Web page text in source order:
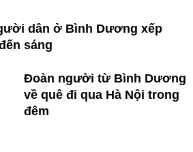
dân ở Bình Dương xếp
sáng
Đoàn người từ Bình Dương
về quê đi qua Hà Nội trong
đêm